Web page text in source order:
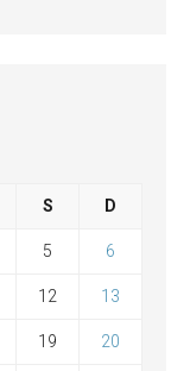
S D
5 6
12 13
19 20